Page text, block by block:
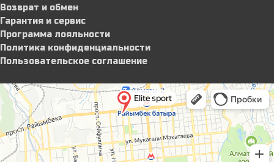
Возврат и обмен
Гарантия и сервис
Программа лояльности
Политика конфиденциальности
Пользовательское соглашение